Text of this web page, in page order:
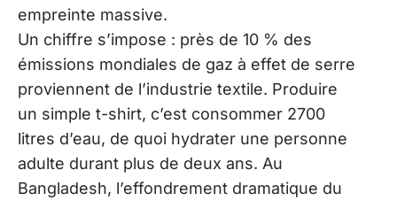
empreinte massive.
Un chiffre s’impose : près de 10 % des
émissions mondiales de gaz à effet de serre
proviennent de l’industrie textile. Produire
un simple t-shirt, c’est consommer 2700
litres d’eau, de quoi hydrater une personne
adulte durant plus de deux ans. Au
Bangladesh, l’effondrement dramatique du